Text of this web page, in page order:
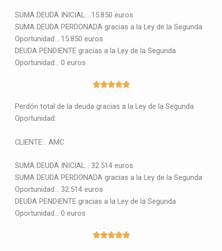
SUMA DEUDA INICIAL… 15.850 euros
SUMA DEUDA PERDONADA gracias a la Ley de la Segunda
Oportunidad… 15.850 euros
DEUDA PENDIENTE gracias a la Ley de la Segunda
Oportunidad… 0 euros
5
5
Perdón total de la deuda gracias a la Ley de la Segunda
Oportunidad:
CLIENTE… AMC
SUMA DEUDA INICIAL… 32.514 euros
SUMA DEUDA PERDONADA gracias a la Ley de la Segunda
Oportunidad… 32.514 euros
DEUDA PENDIENTE gracias a la Ley de la Segunda
Oportunidad… 0 euros
5